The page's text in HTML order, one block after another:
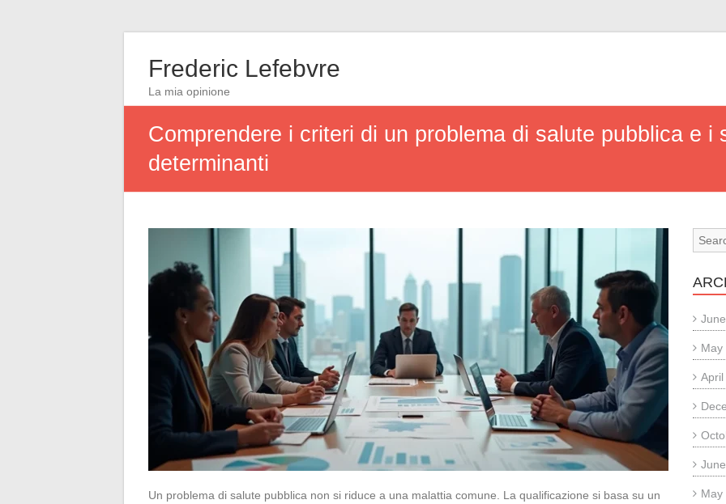
Frederic Lefebvre
La mia opinione
Comprendere i criteri di un problema di salute pubblica e i
determinanti
Un problema di salute pubblica non si riduce a una malattia comune. La qualificazione si basa su un
May
May